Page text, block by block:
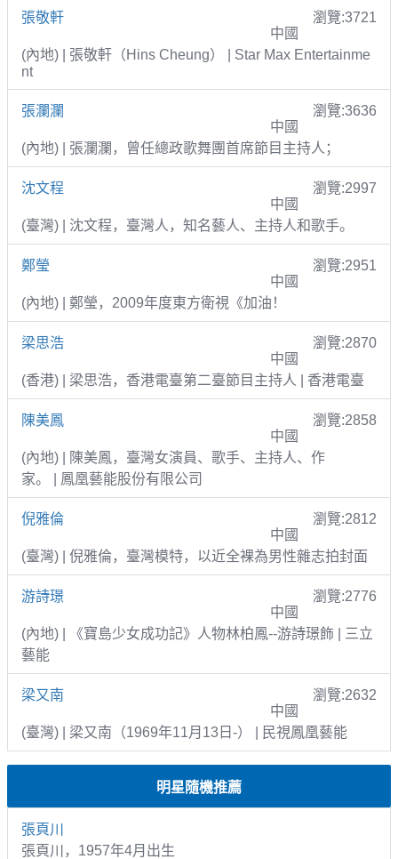
張敬軒
瀏覽:3721
中國
(內地) | 張敬軒（Hins Cheung） | Star Max Entertainme
nt
張瀾瀾
瀏覽:3636
中國
(內地) | 張瀾瀾，曾任總政歌舞團首席節目主持人；
沈文程
瀏覽:2997
中國
(臺灣) | 沈文程，臺灣人，知名藝人、主持人和歌手。
鄭瑩
瀏覽:2951
中國
(內地) | 鄭瑩，2009年度東方衛視《加油！
梁思浩
瀏覽:2870
中國
(香港) | 梁思浩，香港電臺第二臺節目主持人 | 香港電臺
陳美鳳
瀏覽:2858
中國
(內地) | 陳美鳳，臺灣女演員、歌手、主持人、作
家。 | 鳳凰藝能股份有限公司
倪雅倫
瀏覽:2812
中國
(臺灣) | 倪雅倫，臺灣模特，以近全裸為男性雜志拍封面
游詩璟
瀏覽:2776
中國
(內地) | 《寶島少女成功記》人物林柏鳳--游詩璟飾 | 三立
藝能
梁又南
瀏覽:2632
中國
(臺灣) | 梁又南（1969年11月13日-） | 民視鳳凰藝能
明星隨機推薦
張頁川
張頁川，1957年4月出生